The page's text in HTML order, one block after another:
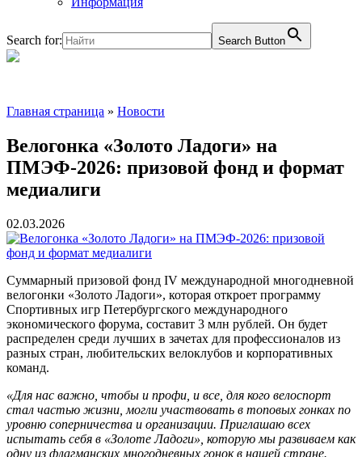
Search for: Search Button
Главная страница » Новости
Велогонка «Золото Ладоги» на
ПМЭФ-2026: призовой фонд и формат
медиалиги
02.03.2026
Суммарный призовой фонд IV международной многодневной
велогонки «Золото Ладоги», которая откроет программу
Спортивных игр Петербургского международного
экономического форума, составит 3 млн рублей. Он будет
распределен среди лучших в зачетах для профессионалов из
разных стран, любительских велоклубов и корпоративных
команд.
«Для нас важно, чтобы и профи, и все, для кого велоспорт
стал частью жизни, могли участвовать в топовых гонках по
уровню соперничества и организации. Приглашаю всех
испытать себя в «Золоте Ладоги», которую мы развиваем как
одну из флагманских многодневных гонок в нашей стране.